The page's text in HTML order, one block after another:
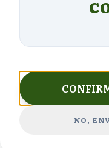
13viendo
NO,